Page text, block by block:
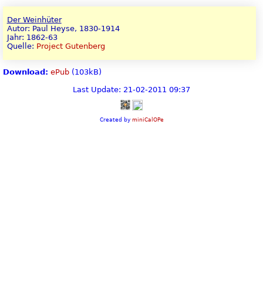
Der Weinhüter
Autor: Paul Heyse, 1830-1914
Jahr: 1862-63
Quelle: Project Gutenberg
Download: ePub (103kB)
Last Update: 21-02-2011 09:37
Created by miniCalOPe